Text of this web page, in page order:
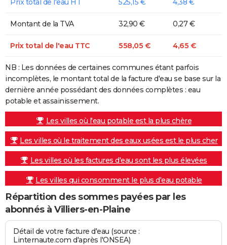
Montant de la TVA 32,90 € 0,27 €
Prix total de l'eau TTC 558,05 € 4,65 €
NB : Les données de certaines communes étant parfois
incomplètes, le montant total de la facture d'eau se base sur la
dernière année possédant des données complètes : eau
potable et assainissement.
Les villes où l'eau potable est la plus chère
Les villes où le traitement des eaux usées est le plus cher
Les villes où les factures d'eau sont les plus élevées
Les villes qui consomment le plus d'eau potable
Répartition des sommes payées par les
abonnés à Villiers-en-Plaine
Détail de votre facture d'eau (source :
Linternaute.com d'après l'ONSEA)